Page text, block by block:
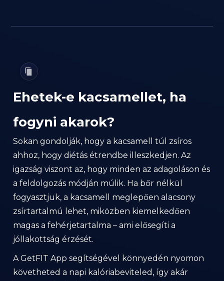
Ehetek-e kacsamellet, ha
fogyni akarok?
Sokan gondolják, hogy a kacsamell túl zsíros
ahhoz, hogy diétás étrendbe illeszkedjen. Az
igazság viszont az, hogy minden az adagoláson és
a feldolgozás módján múlik. Ha bőr nélkül
fogyasztjuk, a kacsamell meglepően alacsony
zsírtartalmú lehet, miközben kiemelkedően
magas a fehérjetartalma – ami elősegíti a
jóllakottság érzését.
A GetFIT App segítségével könnyedén nyomon
követheted a napi kalóriabeviteled, így akár